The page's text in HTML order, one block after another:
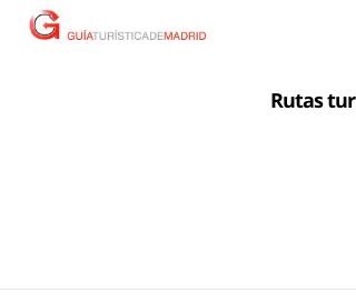
Rutas